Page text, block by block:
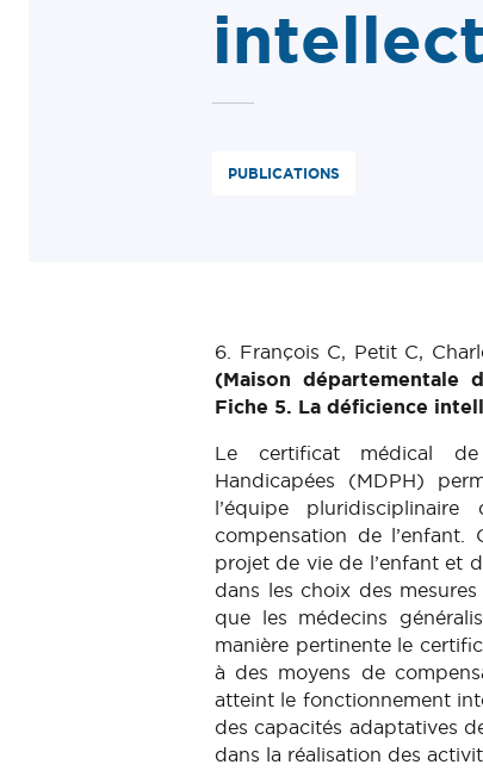
PUBLICATIONS
6. François C, Petit C,
(Maison départementale
Fiche 5. La déficience
Le certificat médical de
Handicapées (MDPH)
l’équipe
compensation de l’enfant.
projet de vie de l’enfant et
dans les choix des
que les médecins
manière pertinente le
à des moyens de
atteint le fonctionnement
des capacités adaptatives
dans la réalisation des